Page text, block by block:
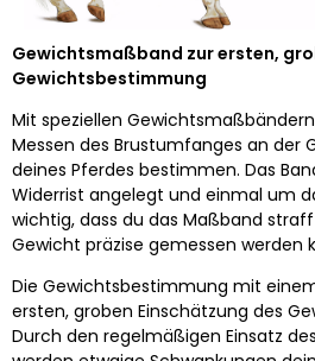
Gewichtsmaßband zur ersten,
Gewichtsbestimmung
Mit speziellen
Messen des Brustumfanges an der
deines Pferdes bestimmen. Das
Widerrist angelegt und einmal um
wichtig, dass du das Maßband
Gewicht präzise gemessen werden
Die Gewichtsbestimmung mit
ersten, groben Einschätzung des
Durch den regelmäßigen Einsatz